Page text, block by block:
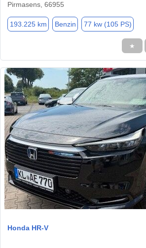
Pirmasens, 66955
193.225 km Benzin 77 kw (105 PS)
★
Honda HR-V